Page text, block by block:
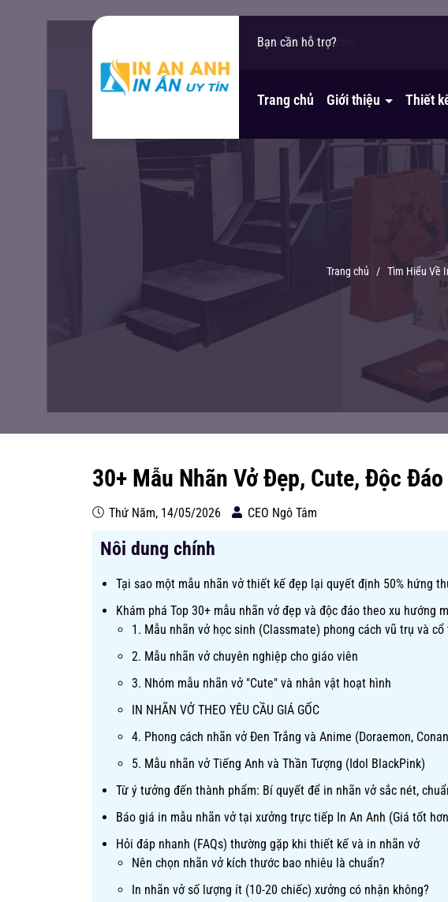
In An Anh xin chào!
Bạn cần hỗ trợ?
Trang chủ Giới thiệu Thiết
Trang chủ / Tìm Hiểu Về
30+ Mẫu Nhãn Vở Đẹp, Cute, Độc
Thứ Năm, 14/05/2026 CEO Ngô Tâm
Nôi dung chính
Tại sao một mẫu nhãn vở thiết kế đẹp lại quyết định 50% hứng
Khám phá Top 30+ mẫu nhãn vở đẹp và độc đáo theo xu hướng
1. Mẫu nhãn vở học sinh (Classmate) phong cách vũ trụ và cổ
2. Mẫu nhãn vở chuyên nghiệp cho giáo viên
3. Nhóm mẫu nhãn vở "Cute" và nhân vật hoạt hình
IN NHÃN VỞ THEO YÊU CẦU GIÁ GỐC
4. Phong cách nhãn vở Đen Trắng và Anime (Doraemon,
5. Mẫu nhãn vở Tiếng Anh và Thần Tượng (Idol BlackPink)
Từ ý tưởng đến thành phẩm: Bí quyết để in nhãn vở sắc nét,
Báo giá in mẫu nhãn vở tại xưởng trực tiếp In An Anh (Giá tốt
Hỏi đáp nhanh (FAQs) thường gặp khi thiết kế và in nhãn vở
Nên chọn nhãn vở kích thước bao nhiêu là chuẩn?
In nhãn vở số lượng ít (10-20 chiếc) xưởng có nhận không?